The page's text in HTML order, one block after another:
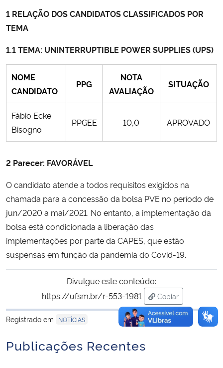
Secretaria-Geral
Secretaria de Governo
Gabinete de Segurança Institucional
Banco Central do Brasil
Planalto
1 RELAÇÃO DOS CANDIDATOS CLASSIFICADOS POR
TEMA
1.1 TEMA: UNINTERRUPTIBLE POWER SUPPLIES (UPS)
NOME
CANDIDATO
PPG
NOTA
AVALIAÇÃO
SITUAÇÃO
Fábio Ecke
Bisogno
PPGEE 10,0 APROVADO
2 Parecer: FAVORÁVEL
O candidato atende a todos requisitos exigidos na
chamada para a concessão da bolsa PVE no período de
jun/2020 a mai/2021. No entanto, a implementação da
bolsa está condicionada a liberação das
implementações por parte da CAPES, que estão
suspensas em função da pandemia do Covid-19.
Divulgue este conteúdo:
https://ufsm.br/r-553-1981
Copiar
para área de
Registrado em
NOTÍCIAS
Publicações Recentes